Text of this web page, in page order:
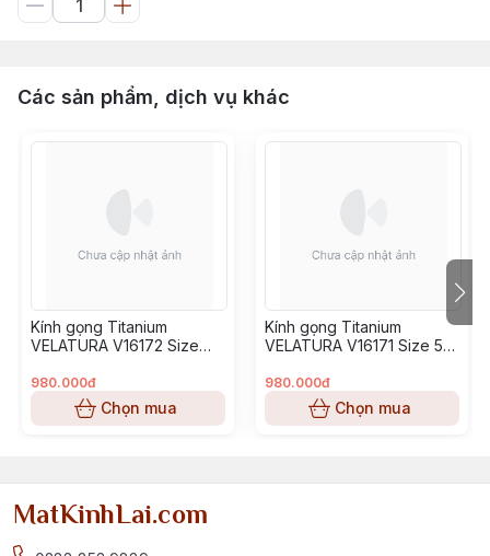
Các sản phẩm, dịch vụ khác
Kính gọng Titanium
VELATURA V16172 Size
980.000đ
Chọn mua
Kính gọng Titanium
VELATURA V16171 Size 53-
980.000đ
Chọn mua
MatKinhLai.com